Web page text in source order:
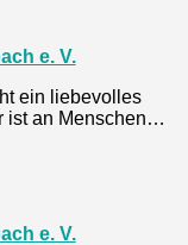
e. V.
ein liebevolles
ist an Menschen…
e. V.